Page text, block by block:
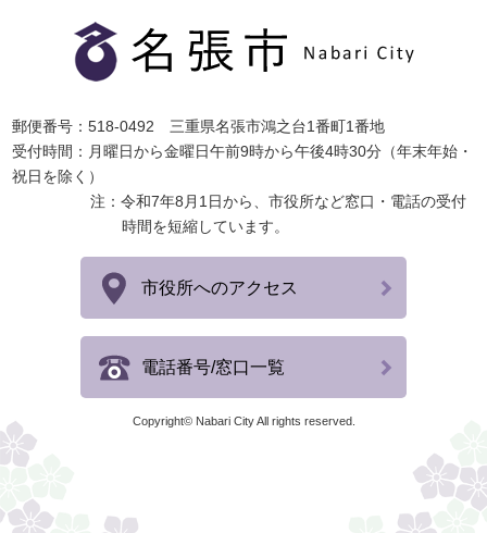
郵便番号：518-0492 三重県名張市鴻之台1番町1番地
受付時間：月曜日から金曜日午前9時から午後4時30分（年末年始・
祝日を除く）
注：令和7年8月1日から、市役所など窓口・電話の受付
時間を短縮しています。
市役所へのアクセス
電話番号/窓口一覧
Copyright© Nabari City All rights reserved.